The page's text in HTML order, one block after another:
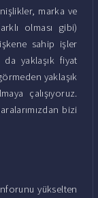
marka ve
olması gibi)
sahip işler
yaklaşık fiyat
yaklaşık
çalışıyoruz.
bizi
yükselten